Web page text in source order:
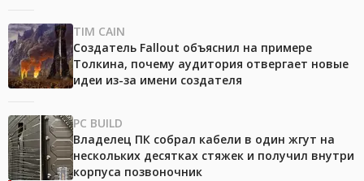
TIM CAIN
Создатель Fallout объяснил на примере
Толкина, почему аудитория отвергает новые
идеи из-за имени создателя
PC BUILD
Владелец ПК собрал кабели в один жгут на
нескольких десятках стяжек и получил внутри
корпуса позвоночник